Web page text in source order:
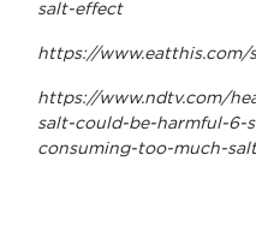
salt-effect
https://
https://www.ndtv.com/
salt-could-be-harmful-6-
consuming-too-much-